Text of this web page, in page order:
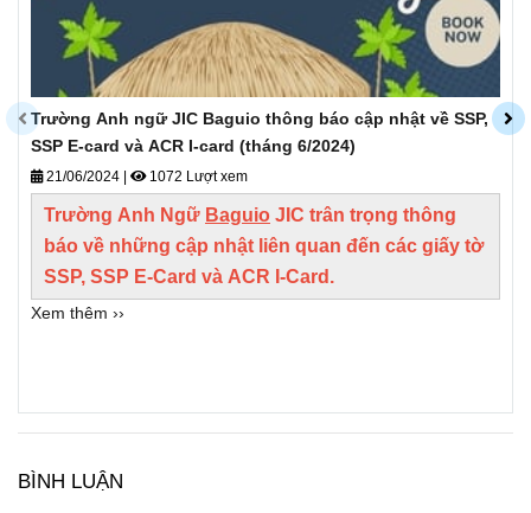
Trường Anh ngữ JIC Baguio thông báo cập nhật về SSP,
SSP E-card và ACR I-card (tháng 6/2024)
21/06/2024 1072 Lượt xem
Trường Anh Ngữ Baguio JIC trân trọng thông
báo về những cập nhật liên quan đến các giấy tờ
SSP, SSP E-Card và ACR I-Card.
Xem thêm ››
BÌNH LUẬN